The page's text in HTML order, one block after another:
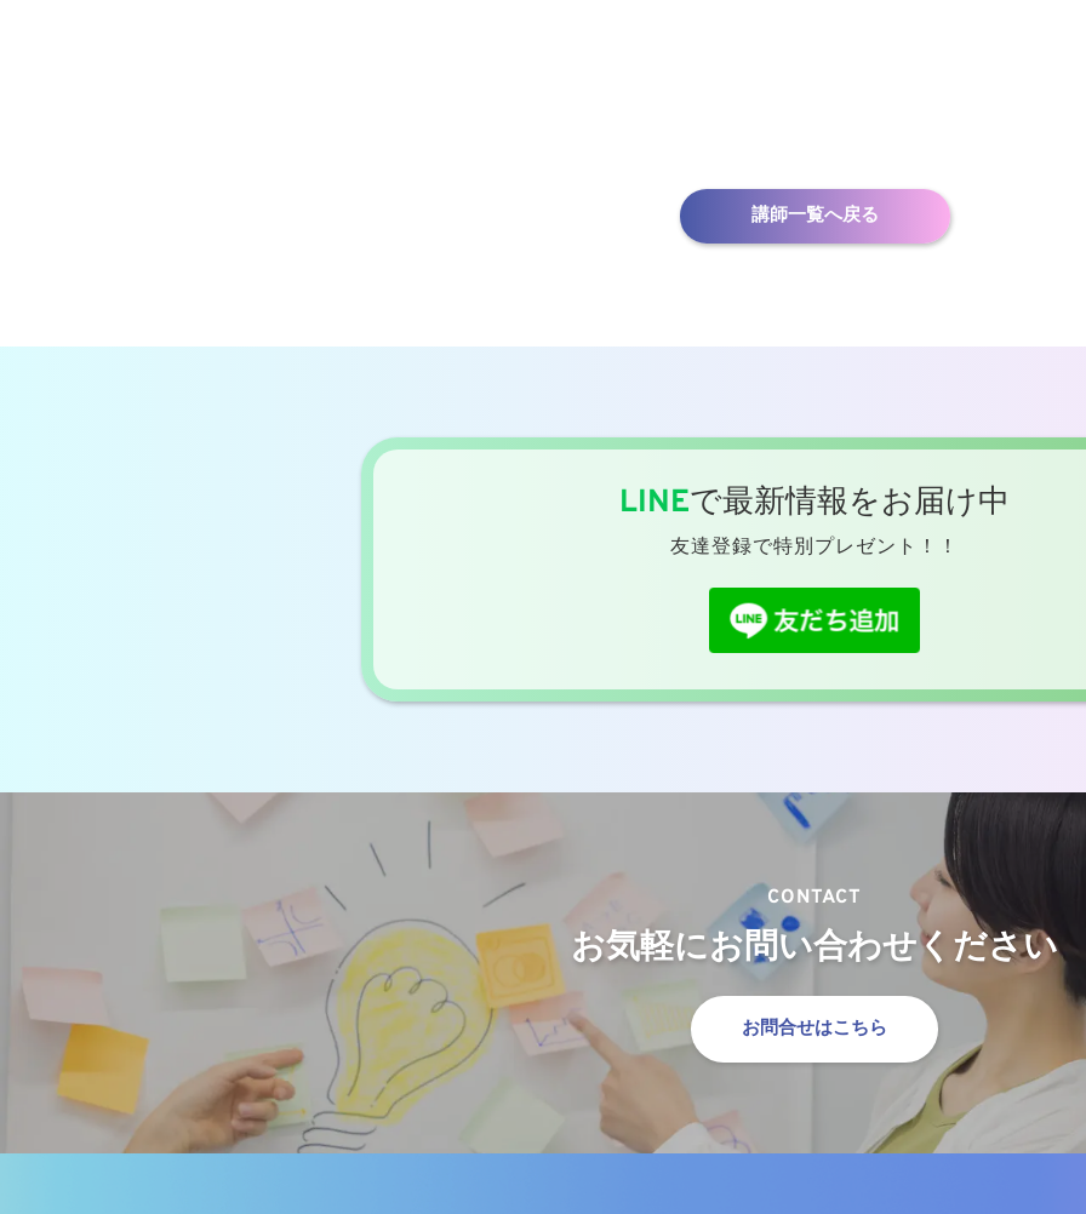
講師一覧へ戻る
LINEで最新情報をお届け中
友達登録で特別プレゼント！！
CONTACT
お気軽にお問い合わせください
お問合せはこちら